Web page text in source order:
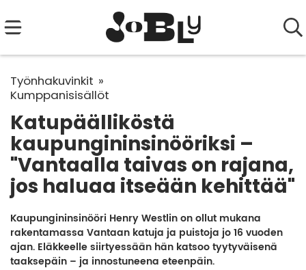
Työnhakuvinkit
Kumppanisisällöt
Katupäälliköstä
kaupungininsinööriksi –
"Vantaalla taivas on rajana,
jos haluaa itseään kehittää"
Kaupungininsinööri Henry Westlin on ollut mukana
rakentamassa Vantaan katuja ja puistoja jo 16 vuoden
ajan. Eläkkeelle siirtyessään hän katsoo tyytyväisenä
taaksepäin – ja innostuneena eteenpäin.